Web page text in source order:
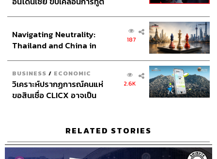
เมียนมา
The Standard Podcast
ประวัติศาสตร์
8 Minute History
อินโดนีเซีย
Navigating Neutrality:
Thailand and China in
187
BUSINESS / ECONOMIC
วิเคราะห์ปรากฏการณ์คนแห่
ขอสินเชื่อ CLICX อาจเป็น
2.6K
RELATED STORIES